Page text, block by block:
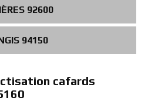
92600
94150
cafards